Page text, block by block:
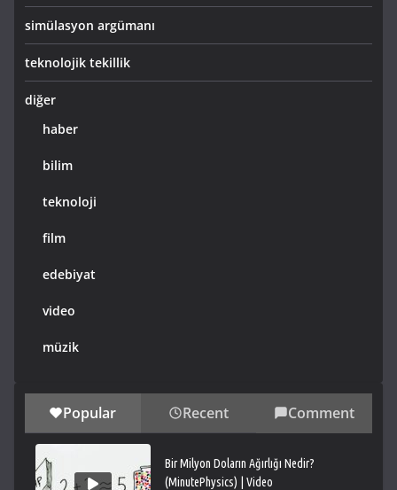
simülasyon argümanı
teknolojik tekillik
diğer
haber
bilim
teknoloji
film
edebiyat
video
müzik
Popular Recent Comment
Bir Milyon Doların Ağırlığı Nedir?
(MinutePhysics) | Video